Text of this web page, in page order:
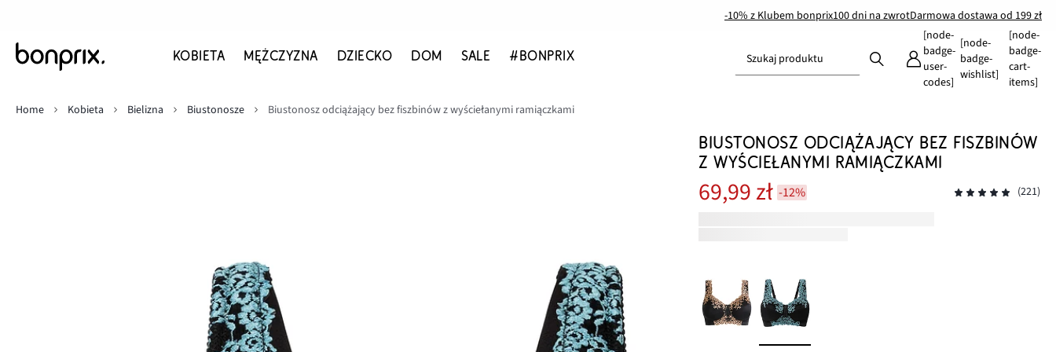
-10% z Klubem bonprix100 dni na zwrotDarmowa dostawa od 199 zł
KOBIETA MĘŻCZYZNA DZIECKO DOM SALE #BONPRIX Szukaj produktu
[node-
badge-
user-
codes]
[node-
badge-
wishlist]
[node-
badge-
cart-
items]
Home
Kobieta Bielizna Biustonosze Biustonosz odciążający bez fiszbinów z wyściełanymi ramiączkami
BIUSTONOSZ ODCIĄŻAJĄCY BEZ FISZBINÓW
Z WYŚCIEŁANYMI RAMIĄCZKAMI
69,99 zł -12% (221)